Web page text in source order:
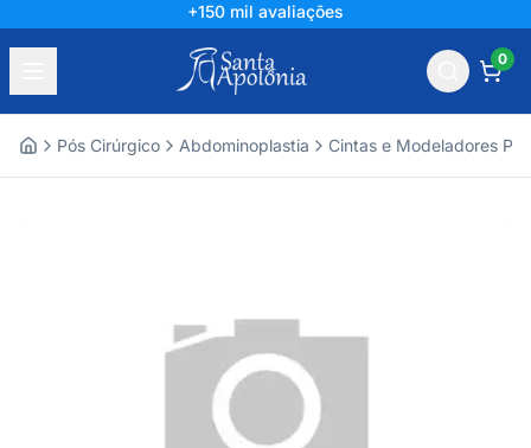
+150 mil avaliações
0
Pós Cirúrgico Abdominoplastia Cintas e Modeladores